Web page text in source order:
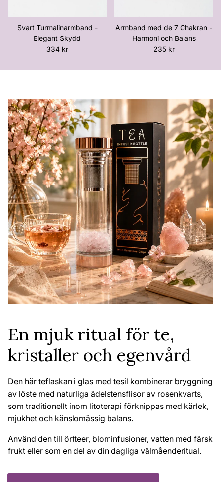
Svart Turmalinarmband -
Elegant Skydd
Ordinarie pris
334 kr
Armband med de 7 Chakran -
Harmoni och Balans
Ordinarie pris
235 kr
En mjuk ritual för te,
kristaller och egenvård
Den här teflaskan i glas med tesil kombinerar bryggning
av löste med naturliga ädelstensflisor av rosenkvarts,
som traditionellt inom litoterapi förknippas med kärlek,
mjukhet och känslomässig balans.
Använd den till örtteer, blominfusioner, vatten med färsk
frukt eller som en del av din dagliga välmående­ritual.